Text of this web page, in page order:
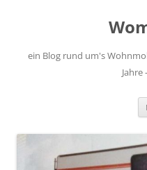
ein Blog rund um's
Jahre